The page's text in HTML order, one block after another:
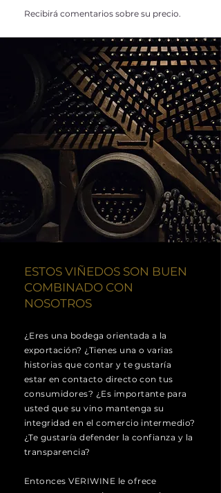
Recibirá comentarios sobre su precio.
ESTOS VIÑEDOS SON BUEN
COMBINADO CON
NOSOTROS
¿Eres una bodega orientada a la
exportación? ¿Tienes una o varias
historias que contar y te gustaría
estar en contacto directo con tus
consumidores? ¿Es importante para
usted que su vino mantenga su
integridad en el comercio intermedio?
¿Te gustaría defender la confianza y la
transparencia?
Entonces VERIWINE le ofrece